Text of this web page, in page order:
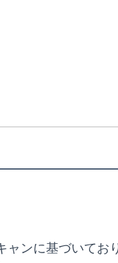
ャンに基づいて